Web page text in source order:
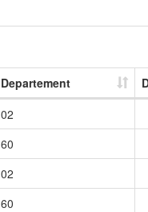
Departement
02
60
02
60